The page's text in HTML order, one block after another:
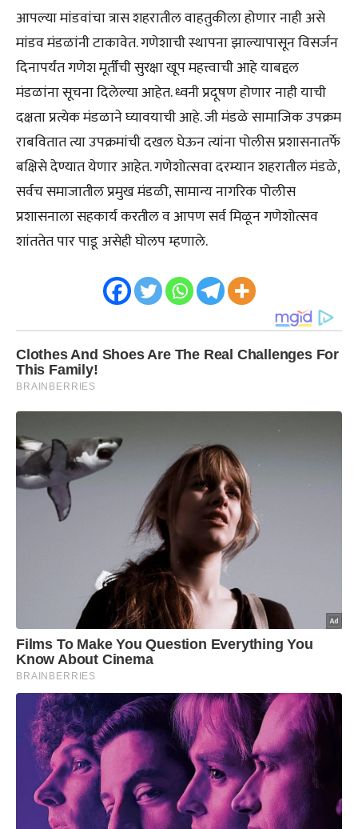
आपल्या मांडवांचा त्रास शहरातील वाहतुकीला होणार नाही असे
मांडव मंडळांनी टाकावेत. गणेशाची स्थापना झाल्यापासून विसर्जन
दिनापर्यंत गणेश मूर्तींची सुरक्षा खूप महत्त्वाची आहे याबद्दल
मंडळांना सूचना दिलेल्या आहेत. ध्वनी प्रदूषण होणार नाही याची
दक्षता प्रत्येक मंडळाने घ्यावयाची आहे. जी मंडळे सामाजिक उपक्रम
राबवितात त्या उपक्रमांची दखल घेऊन त्यांना पोलीस प्रशासनातर्फे
बक्षिसे देण्यात येणार आहेत. गणेशोत्सवा दरम्यान शहरातील मंडळे,
सर्वच समाजातील प्रमुख मंडळी, सामान्य नागरिक पोलीस
प्रशासनाला सहकार्य करतील व आपण सर्व मिळून गणेशोत्सव
शांततेत पार पाडू असेही घोलप म्हणाले.